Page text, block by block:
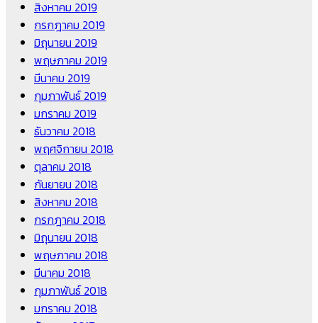
สิงหาคม 2019
กรกฎาคม 2019
มิถุนายน 2019
พฤษภาคม 2019
มีนาคม 2019
กุมภาพันธ์ 2019
มกราคม 2019
ธันวาคม 2018
พฤศจิกายน 2018
ตุลาคม 2018
กันยายน 2018
สิงหาคม 2018
กรกฎาคม 2018
มิถุนายน 2018
พฤษภาคม 2018
มีนาคม 2018
กุมภาพันธ์ 2018
มกราคม 2018